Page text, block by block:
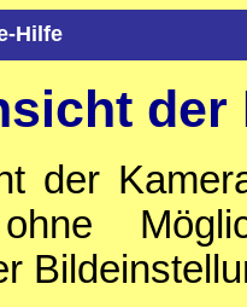
Hilfe
der
der